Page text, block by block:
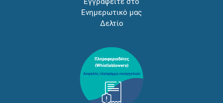
Ενημερωτικό μας
Δελτίο